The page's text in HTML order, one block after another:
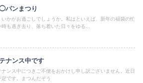
パンまつり
いかがお過ごしでしょうか。私はといえば、新年の福袋の忙
時も過ぎ去り、落ち着いた日々をゆる...
ナンス中です
ナンス中につきご不便をおかけし申し訳ございません。近日
定です。まつんだぞう